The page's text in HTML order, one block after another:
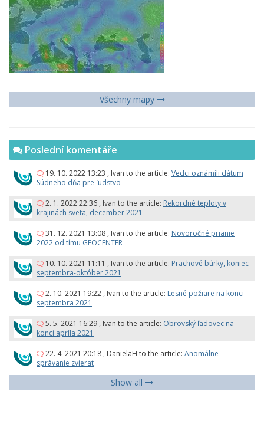
Všechny mapy
Poslední komentáře
19. 10. 2022 13:23 , Ivan to the article: Vedci oznámili dátum
Súdneho dňa pre ľudstvo
2. 1. 2022 22:36 , Ivan to the article: Rekordné teploty v
krajinách sveta, december 2021
31. 12. 2021 13:08 , Ivan to the article: Novoročné prianie
2022 od tímu GEOCENTER
10. 10. 2021 11:11 , Ivan to the article: Prachové búrky, koniec
septembra-október 2021
2. 10. 2021 19:22 , Ivan to the article: Lesné požiare na konci
septembra 2021
5. 5. 2021 16:29 , Ivan to the article: Obrovský ľadovec na
konci apríla 2021
22. 4. 2021 20:18 , DanielaH to the article: Anomálne
správanie zvierat
Show all